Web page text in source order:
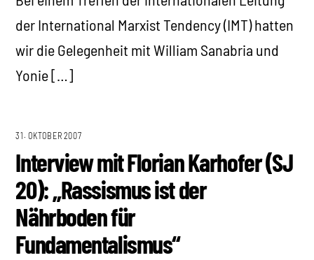
der International Marxist Tendency (IMT) hatten
wir die Gelegenheit mit William Sanabria und
Yonie […]
31. OKTOBER 2007
Interview mit Florian Karhofer (SJ
20): „Rassismus ist der
Nährboden für
Fundamentalismus“